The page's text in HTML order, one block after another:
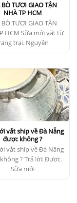
BÒ TƯƠI GIAO TẬN
NHÀ TP HCM
BÒ TƯƠI GIAO TẬN
HCM Sữa mới vắt từ
trại. Nguyên
vắt ship về Đà Nẵng
được không ?
vắt ship về Đà Nẵng
? Trả lời: Được.
Sữa mới